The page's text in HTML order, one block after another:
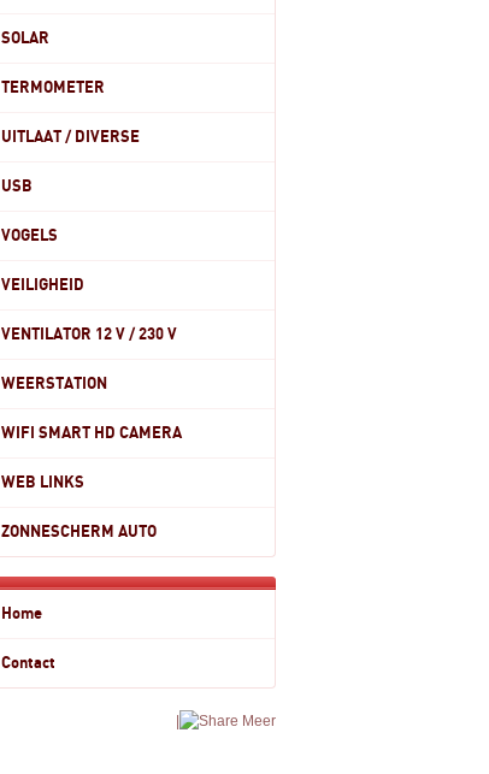
SOLAR
TERMOMETER
UITLAAT / DIVERSE
USB
VOGELS
VEILIGHEID
VENTILATOR 12 V / 230 V
WEERSTATION
WIFI SMART HD CAMERA
WEB LINKS
ZONNESCHERM AUTO
Home
Contact
Meer